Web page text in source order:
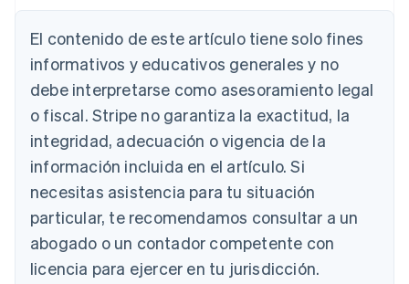
El contenido de este artículo tiene solo fines
informativos y educativos generales y no
debe interpretarse como asesoramiento legal
o fiscal. Stripe no garantiza la exactitud, la
integridad, adecuación o vigencia de la
información incluida en el artículo. Si
necesitas asistencia para tu situación
particular, te recomendamos consultar a un
abogado o un contador competente con
licencia para ejercer en tu jurisdicción.
Alemania
Deutsch
Australia
English
Austria
Bélgica
NederlandsFrançaisDeutschEnglish
Brasil
Português English
Bulgaria
English
Canadá
English Français